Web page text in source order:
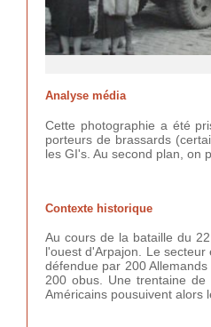
Analyse média
Cette photographie a été
porteurs de brassards
les GI's. Au second plan, on
Contexte historique
Au cours de la bataille du
l'ouest d'Arpajon. Le
défendue par 200
200 obus. Une trentaine
Américains pousuivent alors